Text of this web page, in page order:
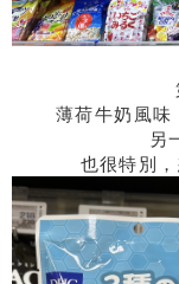
薄荷牛奶風味
另
也很特別